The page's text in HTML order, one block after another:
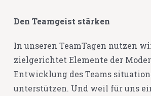
Den Teamgeist stärken
In unseren TeamTagen nutzen
zielgerichtet Elemente der
Entwicklung des Teams
unterstützen. Und weil für uns